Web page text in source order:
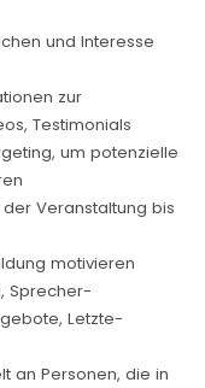
und Interesse
zur
Testimonials
um potenzielle
Veranstaltung bis
motivieren
Sprecher-
Letzte-
an Personen, die in